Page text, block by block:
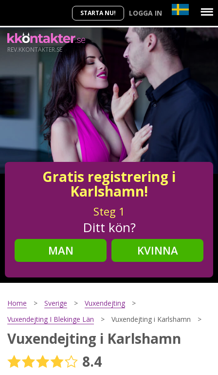
STARTA NU! LOGGA IN
REV.KKONTAKTER.SE
Gratis registrering i
Karlshamn!
Steg 1
Ditt kön?
MAN
KVINNA
Steg2
Steg3
Din mailadress?
Home Sverige
Vuxendejting
Vuxendejting I Blekinge Län
Vuxendejting i Karlshamn
Vuxendejting i Karlshamn
8.4